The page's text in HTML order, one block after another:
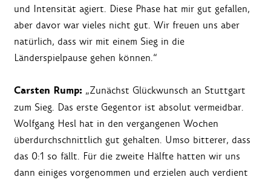
und Intensität agiert. Diese Phase hat mir gut gefallen,
aber davor war vieles nicht gut. Wir freuen uns aber
natürlich, dass wir mit einem Sieg in die
Länderspielpause gehen können.“
Carsten Rump: „Zunächst Glückwunsch an Stuttgart
zum Sieg. Das erste Gegentor ist absolut vermeidbar.
Wolfgang Hesl hat in den vergangenen Wochen
überdurchschnittlich gut gehalten. Umso bitterer, dass
das 0:1 so fällt. Für die zweite Hälfte hatten wir uns
dann einiges vorgenommen und erzielen auch verdient